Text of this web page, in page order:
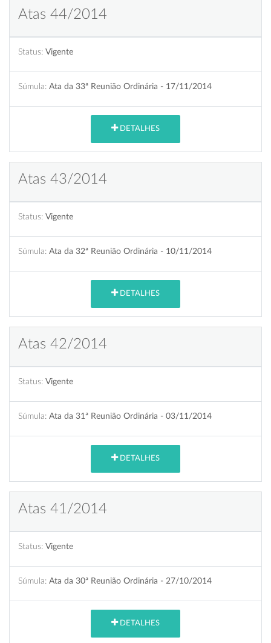
Atas 44/2014
Status: Vigente
Súmula: Ata da 33ª Reunião Ordinária - 17/11/2014
DETALHES
Atas 43/2014
Status: Vigente
Súmula: Ata da 32ª Reunião Ordinária - 10/11/2014
DETALHES
Atas 42/2014
Status: Vigente
Súmula: Ata da 31ª Reunião Ordinária - 03/11/2014
DETALHES
Atas 41/2014
Status: Vigente
Súmula: Ata da 30ª Reunião Ordinária - 27/10/2014
DETALHES